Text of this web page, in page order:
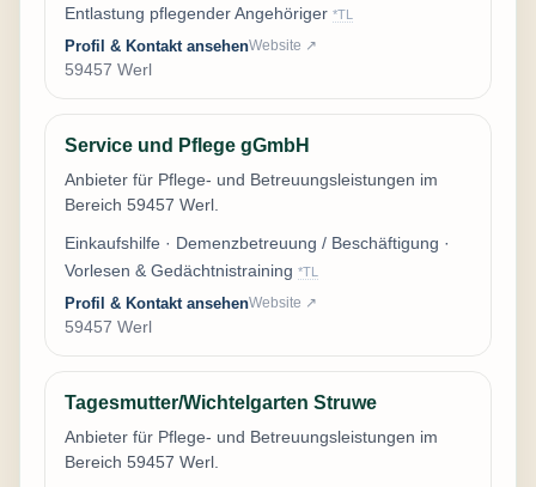
Entlastung pflegender Angehöriger *TL
Profil & Kontakt ansehenWebsite ↗
59457 Werl
Service und Pflege gGmbH
Anbieter für Pflege- und Betreuungsleistungen im
Bereich 59457 Werl.
Einkaufshilfe · Demenzbetreuung / Beschäftigung ·
Vorlesen & Gedächtnistraining *TL
Profil & Kontakt ansehenWebsite ↗
59457 Werl
Tagesmutter/Wichtelgarten Struwe
Anbieter für Pflege- und Betreuungsleistungen im
Bereich 59457 Werl.